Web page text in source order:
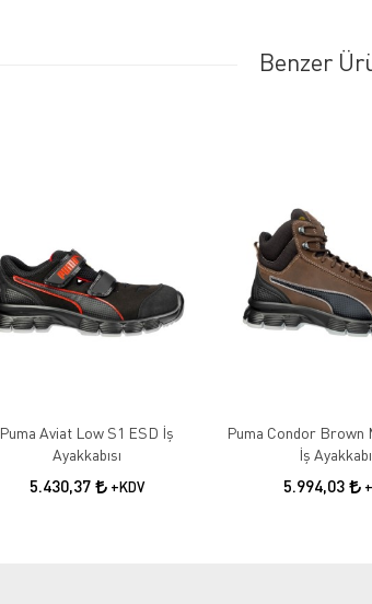
Benzer
Puma Aviat Low S1 ESD İş
Ayakkabısı
5.430,37 +KDV
Puma Condor Brown
İş
5.994,03